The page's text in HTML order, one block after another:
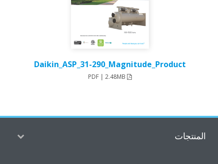
Daikin_ASP_31-290_Magnitude_Product
PDF | 2.48MB
المنتجات